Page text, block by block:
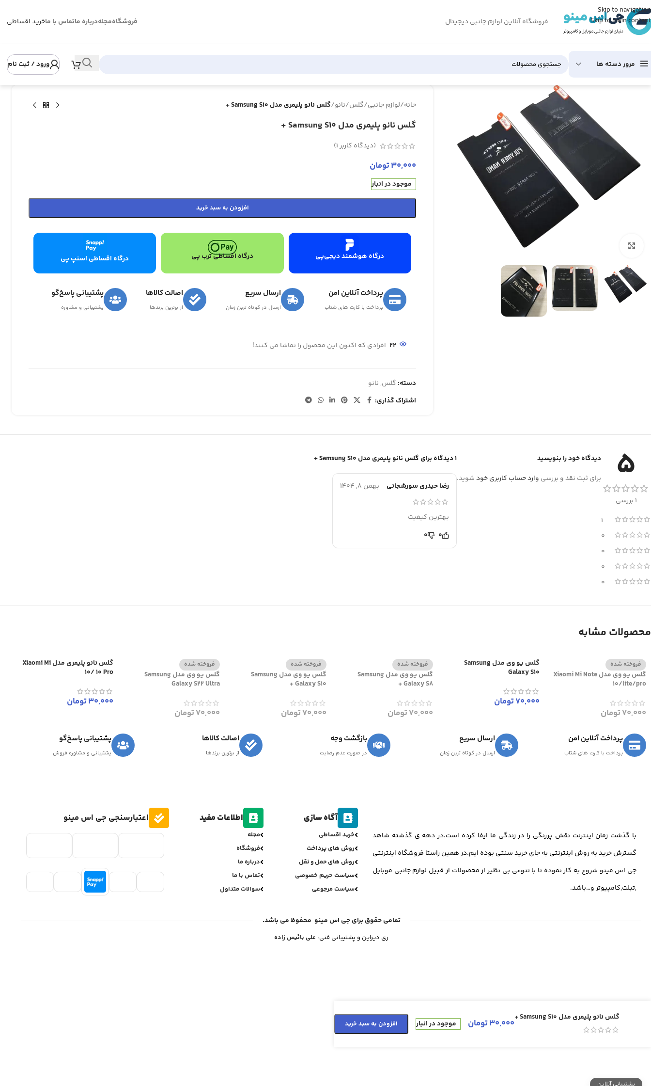
Skip to navigation
Skip to main content
فروشگاه آنلاین لوازم جانبی دیجیتال فروشگاهمجلهدرباره ماتماس با ماخرید اقساطی
مرور دسته ها ورود / ثبت نام
خانه/لوازم جانبی/گلس/نانو/گلس نانو پلیمری مدل Samsung S10 +
گلس نانو پلیمری مدل Samsung S10 +
(دیدگاه کاربر1
)
30,000تومان
موجود در انبار
افزودن به سبد خرید
درگاه هوشمند دیجی‌پی درگاه اقساطی ترب پی درگاه اقساطی اسنپ پی
پرداخت آنلاین امن
پرداخت با کارت های شتاب
ارسال سریع
ارسال در کوتاه ترین زمان
اصالت کالاها
از برترین برندها
پشتیبانی پاسخ‌گو
پشتیبانی و مشاوره
22 افرادی که اکنون این محصول را تماشا می کنند!
دسته: گلس, نانو
اشتراک گذاری:
5
1 بررسی
1
0
0
0
0
1 دیدگاه برای گلس نانو پلیمری مدل Samsung S10 +
رضا حیدری سورشجانی بهمن 8, 1404
بهترین کیفیت
0
0
دیدگاه خود را بنویسید
برای ثبت نقد و بررسی وارد حساب کاربری خودشوید.
محصولات مشابه
فروخته شده
گلس یو وی مدل Xiaomi Mi Note
10/lite/pro
70,000تومان
گلس یو وی مدل Samsung
Galaxy S10
70,000تومان
فروخته شده
گلس یو وی مدل Samsung
Galaxy S8 +
70,000تومان
فروخته شده
گلس یو وی مدل Samsung
Galaxy S10 +
70,000تومان
فروخته شده
گلس یو وی مدل Samsung
Galaxy S22 Ultra
70,000تومان
گلس نانو پلیمری مدل Xiaomi Mi
10/ 10 Pro
30,000تومان
پرداخت آنلاین امن
پرداخت با کارت های شتاب
ارسال سریع
ارسال در کوتاه ترین زمان
بازگشت وجه
در صورت عدم رضایت
اصالت کالاها
از برترین برندها
پشتیبانی پاسخ‌گو
پشتیبانی و مشاوره فروش
با گذشت زمان اینترنت نقش پررنگی را در زندگی ما ایفا کرده است.در دهه ی گذشته شاهد
گسترش خرید به روش اینترنتی به جای خرید سنتی بوده ایم.در همین راستا فروشگاه اینترنتی
جی اس مینو شروع به کار نموده تا با تنوعی بی نظیر از محصولات از قبیل لوازم جانبی موبایل
,تبلت,کامپیوتر و…باشد.
آگاه سازی
خرید اقساطی
روش های پرداخت
روش های حمل و نقل
سیاست حریم خصوصی
سیاست مرجوعی
اطلاعات مفید
مجله
فروشگاه
درباره ما
تماس با ما
سوالات متداول
اعتبارسنجی جی اس مینو
تمامی حقوق برای جی اس مینو محفوظ می باشد.
ری دیزاین و پشتیبانی فنی: علی بائیس زاده
گلس نانو پلیمری مدل Samsung S10 +
30,000تومان موجود در انبار افزودن به سبد خرید